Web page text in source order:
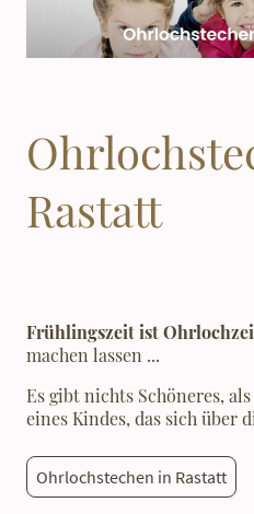
Rastatt
Frühlingszeit ist
machen lassen ...
Es gibt nichts Schöneres,
eines Kindes, das sich über
Ohrlochstechen in Rastatt